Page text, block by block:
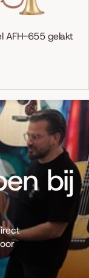
AFH-655 gelakt
bij